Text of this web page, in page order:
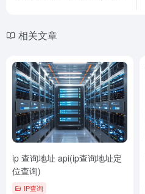
相关文章
ip 查询地址 api(ip查询地址定
位查询)
IP查询